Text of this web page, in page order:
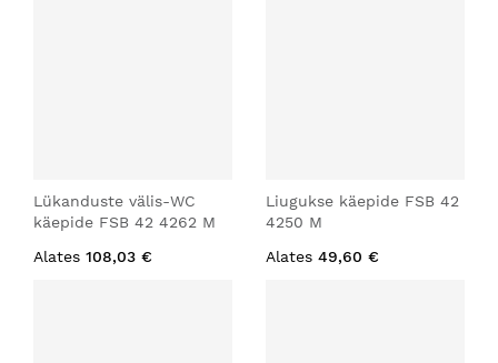
Lükanduste välis-WC
käepide FSB 42 4262 M
Alates 108,03 €
Liugukse käepide FSB 42
4250 M
Alates 49,60 €